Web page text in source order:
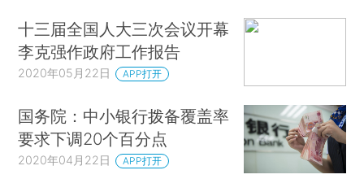
十三届全国人大三次会议开幕
李克强作政府工作报告
2020年05月22日 APP打开
国务院：中小银行拨备覆盖率
要求下调20个百分点
2020年04月22日 APP打开